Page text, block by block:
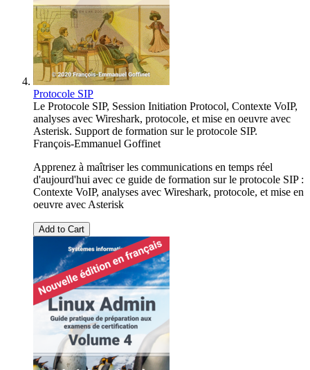
Protocole SIP
Le Protocole SIP, Session Initiation Protocol, Contexte VoIP,
analyses avec Wireshark, protocole, et mise en oeuvre avec
Asterisk. Support de formation sur le protocole SIP.
François-Emmanuel Goffinet
Apprenez à maîtriser les communications en temps réel
d'aujourd'hui avec ce guide de formation sur le protocole SIP :
Contexte VoIP, analyses avec Wireshark, protocole, et mise en
oeuvre avec Asterisk
Add to Cart